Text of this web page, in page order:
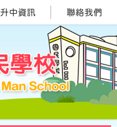
升中資訊 聯絡我們